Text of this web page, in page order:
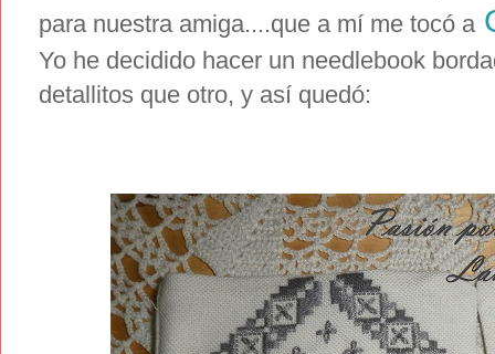
para nuestra amiga....que a mí me tocó a
Yo he decidido hacer un needlebook
detallitos que otro, y así quedó: